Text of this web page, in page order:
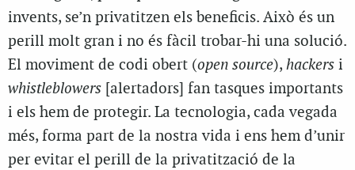
invents, se’n privatitzen els beneficis. Això és un
perill molt gran i no és fàcil trobar-hi una solució.
El moviment de codi obert (open source), hackers i
whistleblowers [alertadors] fan tasques importants
i els hem de protegir. La tecnologia, cada vegada
més, forma part de la nostra vida i ens hem d’unir
per evitar el perill de la privatització de la